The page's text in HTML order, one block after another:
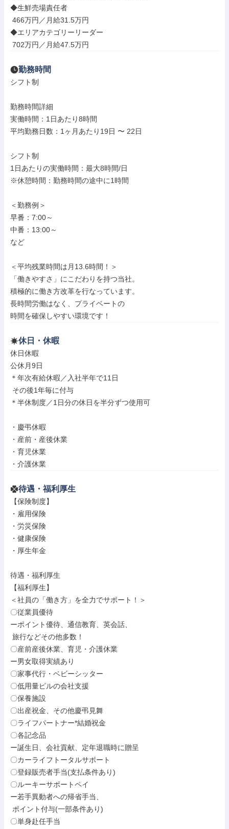
◆生鮮売場責任者
◆エリアカテゴリーリーダー
702万円／月給47.5万円
勤務時間
シフト制
勤務時間詳細
実働時間：1日あたり8時間
平均勤務日数：1ヶ月あたり19日 〜 22日
シフト制
1日あたりの実働時間：最大8時間/日
※休憩時間：勤務時間の途中に1時間
＜勤務例＞
早番：7:00～
中番：13:00～
など
＜平均残業時間は月13.6時間！＞
「働きやすさ」にこだわりを持つ当社。
積極的に働き方改革を行なっています。
長時間労働はなく、プライベートの
時間を確保しやすい環境です！
休日・休暇
休日休暇
公休月9日
＊年次有給休暇／入社半年で11日
＊半休制度／1日分の休日を半分ずつ使用可
・慶弔休暇
・産前・産後休業
・育児休業
・介護休業
待遇・福利厚生
【保険制度】
・雇用保険
・労災保険
・健康保険
・厚生年金
待遇・福利厚生
【福利厚生】
＜社員の「働き方」を全力でサポート！＞
〇従業員優待
ーポイント優待、通信教育、英会話、
〇産前産後休業、育児・介護休業
ー男女取得実績あり
〇家事代行・ベビーシッター
〇低用量ピルの会社支援
〇保養施設
〇出産祝金、その他慶弔見舞
〇ライフパートナー*結婚祝金
〇各記念品
ー誕生日、会社貢献、定年退職時に贈呈
〇カーライフトータルサポート
〇登録販売者手当(支払条件あり)
〇ルーキーサポートペイ
ー若手異動者への帰省手当、
〇単身赴任手当